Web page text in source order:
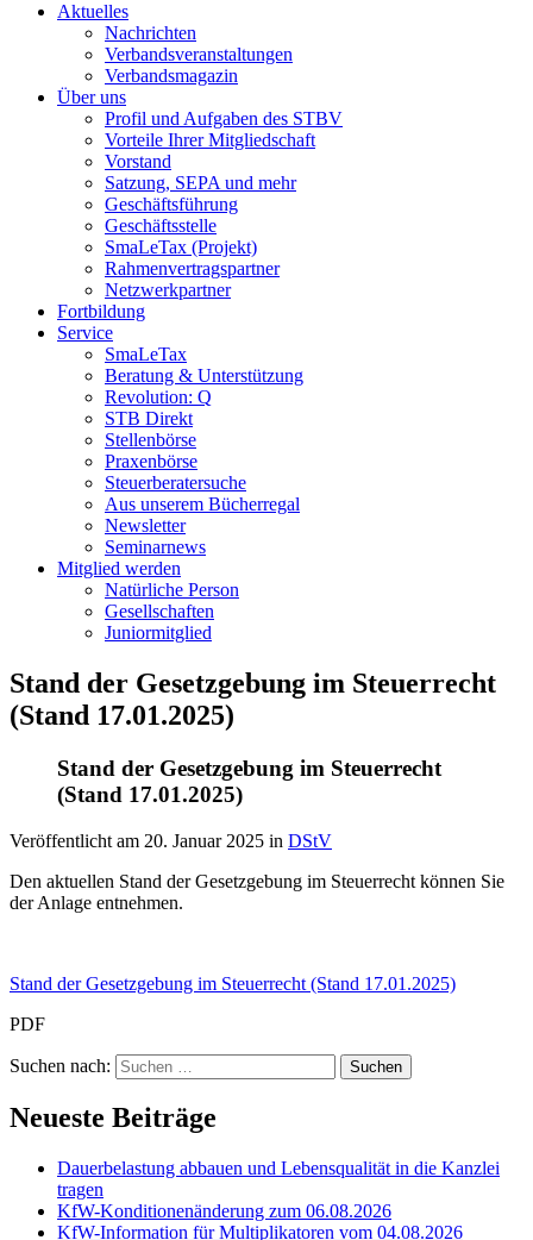
Aktuelles
Nachrichten
Verbandsveranstaltungen
Verbandsmagazin
Über uns
Profil und Aufgaben des STBV
Vorteile Ihrer Mitgliedschaft
Vorstand
Satzung, SEPA und mehr
Geschäftsführung
Geschäftsstelle
SmaLeTax (Projekt)
Rahmenvertragspartner
Netzwerkpartner
Fortbildung
Service
SmaLeTax
Beratung & Unterstützung
Revolution: Q
STB Direkt
Stellenbörse
Praxenbörse
Steuerberatersuche
Aus unserem Bücherregal
Newsletter
Seminarnews
Mitglied werden
Natürliche Person
Gesellschaften
Juniormitglied
Stand der Gesetzgebung im Steuerrecht
(Stand 17.01.2025)
Stand der Gesetzgebung im Steuerrecht
(Stand 17.01.2025)
Veröffentlicht am 20. Januar 2025 in DStV
Den aktuellen Stand der Gesetzgebung im Steuerrecht können Sie
der Anlage entnehmen.
Stand der Gesetzgebung im Steuerrecht (Stand 17.01.2025)
PDF
Suchen nach:
Neueste Beiträge
Dauerbelastung abbauen und Lebensqualität in die Kanzlei
tragen
KfW-Konditionenänderung zum 06.08.2026
KfW-Information für Multiplikatoren vom 04.08.2026